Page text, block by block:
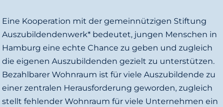
e
n
i
d
o
Eine Kooperation mit der gemeinnützigen Stiftung
Auszubildendenwerk* bedeutet, jungen Menschen in
Hamburg eine echte Chance zu geben und zugleich
die eigenen Auszubildenden gezielt zu unterstützen.
Bezahlbarer Wohnraum ist für viele Auszubildende zu
einer zentralen Herausforderung geworden, zugleich
stellt fehlender Wohnraum für viele Unternehmen ein